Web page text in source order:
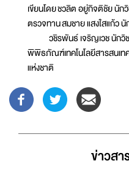
เขียนโดย ชวลิต อยู่กิจติชัย นัก
ตรวจทาน สมชาย แสงใสแก้ว
วชิรพันธ์ เจริญเวช นักวิช
พิพิธภัณฑ์เทคโนโลยีสารสนเ
แห่งชาติ
ข่าวส